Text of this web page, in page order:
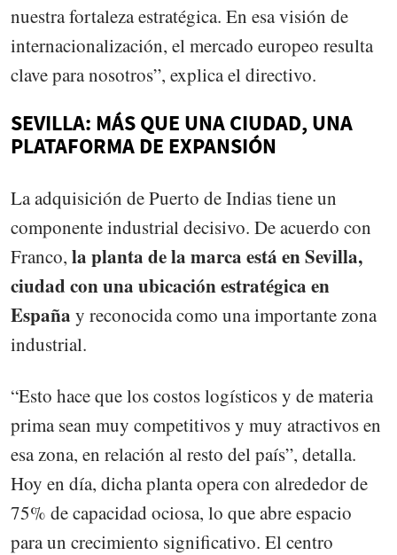
nuestra fortaleza estratégica. En esa visión de
internacionalización, el mercado europeo resulta
clave para nosotros”, explica el directivo.
SEVILLA: MÁS QUE UNA CIUDAD, UNA
PLATAFORMA DE EXPANSIÓN
La adquisición de Puerto de Indias tiene un
componente industrial decisivo. De acuerdo con
Franco, la planta de la marca está en Sevilla,
ciudad con una ubicación estratégica en
España y reconocida como una importante zona
industrial.
“Esto hace que los costos logísticos y de materia
prima sean muy competitivos y muy atractivos en
esa zona, en relación al resto del país”, detalla.
Hoy en día, dicha planta opera con alrededor de
75% de capacidad ociosa, lo que abre espacio
para un crecimiento significativo. El centro